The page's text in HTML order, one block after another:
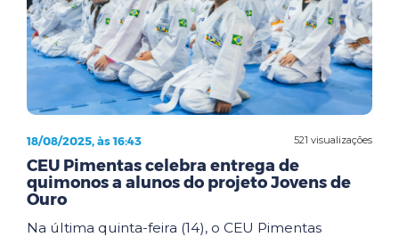
521 visualizações
18/08/2025, às 16:43
CEU Pimentas celebra entrega de
quimonos a alunos do projeto Jovens de
Ouro
Na última quinta-feira (14), o CEU Pimentas